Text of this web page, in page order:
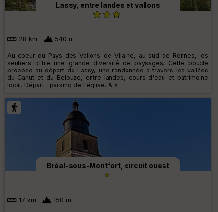
Lassy, entre landes et vallons
28 km 540 m
Au coeur du Pays des Vallons de Vilaine, au sud de Rennes, les
sentiers offre une grande diversité de paysages. Cette boucle
propose au départ de Lassy, une randonnée à travers les vallées
du Canut et du Belouze, entre landes, cours d'eau et patrimoine
local. Départ : parking de l'église. A »
Bréal-sous-Montfort, circuit ouest
17 km 150 m